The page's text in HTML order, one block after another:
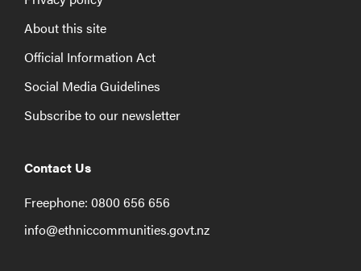
About this site
Official Information Act
Social Media Guidelines
Subscribe to our newsletter
Contact Us
Freephone: 0800 656 656
info@ethniccommunities.govt.nz